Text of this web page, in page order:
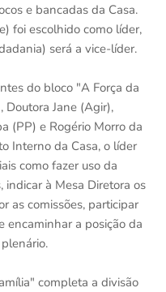
e bancadas da Casa.
foi escolhido como líder,
será a vice-líder.
do bloco "A Força da
Doutora Jane (Agir),
(PP) e Rogério Morro da
Interno da Casa, o líder
como fazer uso da
indicar à Mesa Diretora os
as comissões, participar
encaminhar a posição da
completa a divisão